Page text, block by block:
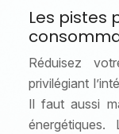
Les pistes
Réduisez
privilégiant
Il faut aussi
énergétiques.